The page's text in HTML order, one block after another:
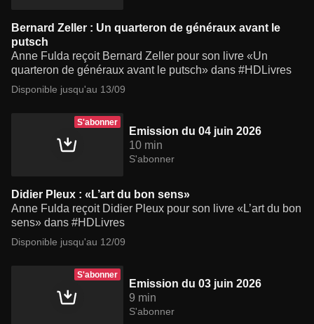
Bernard Zeller : Un quarteron de généraux avant le
putsch
Anne Fulda reçoit Bernard Zeller pour son livre «Un
quarteron de généraux avant le putsch» dans #HDLivres
Disponible jusqu'au 13/09
S'abonner
Emission du 04 juin 2026
10 min
S'abonner
Didier Pleux : «L’art du bon sens»
Anne Fulda reçoit Didier Pleux pour son livre «L’art du bon
sens» dans #HDLivres
Disponible jusqu'au 12/09
S'abonner
Emission du 03 juin 2026
9 min
S'abonner